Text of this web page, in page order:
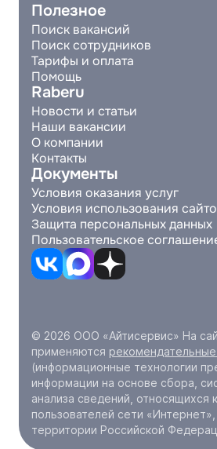
Полезное
Поиск вакансий
Поиск сотрудников
Тарифы и оплата
Помощь
Raberu
Новости и статьи
Наши вакансии
О компании
Контакты
Документы
Условия оказания услуг
Условия использования
Защита персональных данных
Пользовательское
© 2026 ООО «Айтисервис» На
применяются
(информационные технологии
информации на основе сбора,
анализа сведений, относящихся
пользователей сети
территории Российской